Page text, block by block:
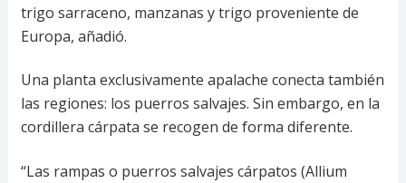
trigo sarraceno, manzanas y trigo proveniente de
Europa, añadió.
Una planta exclusivamente apalache conecta también
las regiones: los puerros salvajes. Sin embargo, en la
cordillera cárpata se recogen de forma diferente.
“Las rampas o puerros salvajes cárpatos (Allium